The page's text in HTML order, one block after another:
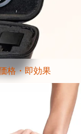
格・即効果